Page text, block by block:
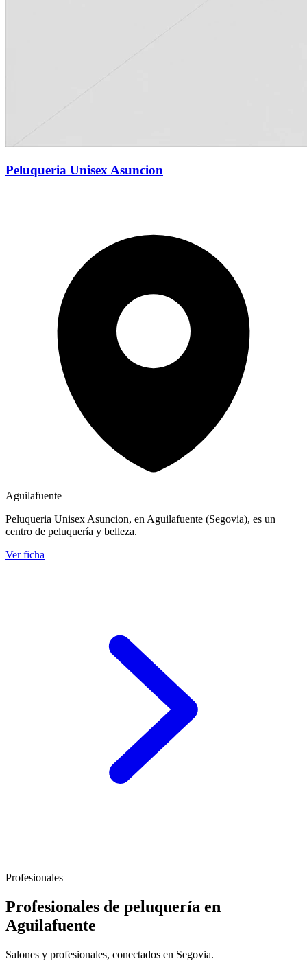
Peluqueria Unisex Asuncion
Aguilafuente
Peluqueria Unisex Asuncion, en Aguilafuente (Segovia), es un
centro de peluquería y belleza.
Ver ficha
Profesionales
Profesionales de peluquería en
Aguilafuente
Salones y profesionales, conectados en Segovia.